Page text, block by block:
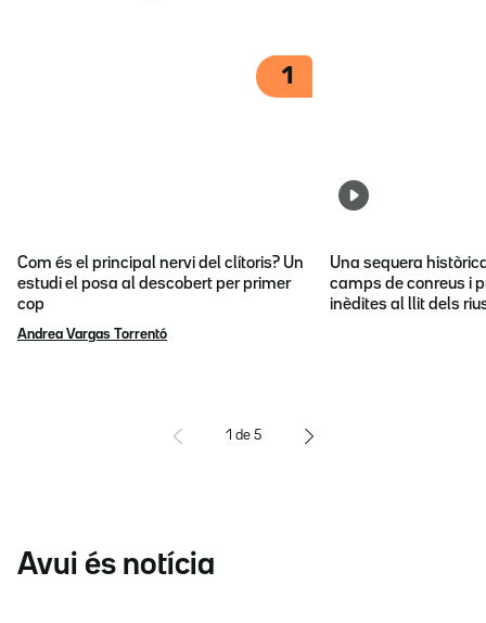
1
Com és el principal nervi del clítoris? Un
estudi el posa al descobert per primer
cop
Andrea Vargas Torrentó
Una sequera
camps de conreus i
inèdites al llit dels
1 de 5
Avui és notícia